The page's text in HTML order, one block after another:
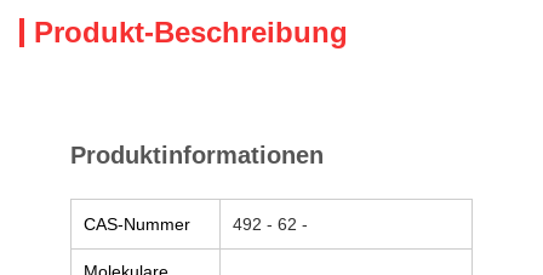
Produkt-Beschreibung
Produktinformationen
CAS-Nummer 492 - 62 -